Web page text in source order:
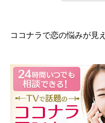
ココナラで恋の悩みが見